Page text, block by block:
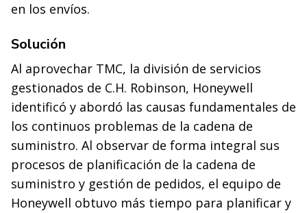
en los envíos.
Solución
Al aprovechar TMC, la división de servicios
gestionados de C.H. Robinson, Honeywell
identificó y abordó las causas fundamentales de
los continuos problemas de la cadena de
suministro. Al observar de forma integral sus
procesos de planificación de la cadena de
suministro y gestión de pedidos, el equipo de
Honeywell obtuvo más tiempo para planificar y